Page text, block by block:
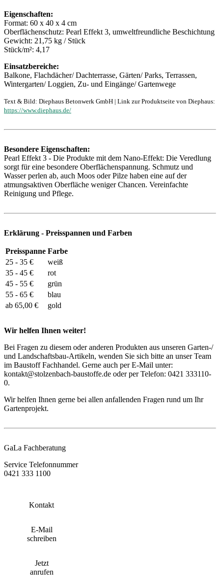
Eigenschaften:
Format: 60 x 40 x 4 cm
Oberflächenschutz: Pearl Effekt 3, umweltfreundliche Beschichtung
Gewicht: 21,75 kg / Stück
Stück/m²: 4,17
Einsatzbereiche:
Balkone, Flachdächer/ Dachterrasse, Gärten/ Parks, Terrassen,
Wintergarten/ Loggien, Zu- und Eingänge/ Gartenwege
Text & Bild: Diephaus Betonwerk GmbH | Link zur Produktseite von Diephaus:
https://www.diephaus.de/
Besondere Eigenschaften:
Pearl Effekt 3 - Die Produkte mit dem Nano-Effekt: Die Veredlung
sorgt für eine besondere Oberflächenspannung. Schmutz und
Wasser perlen ab, auch Moos oder Pilze haben eine auf der
atmungsaktiven Oberfläche weniger Chancen. Vereinfachte
Reinigung und Pflege.
Erklärung - Preisspannen und Farben
Preisspanne Farbe
25 - 35 €
weiß
35 - 45 €
rot
45 - 55 €
grün
55 - 65 €
blau
ab 65,00 €
gold
Wir helfen Ihnen weiter!
Bei Fragen zu diesem oder anderen Produkten aus unseren Garten-/
und Landschaftsbau-Artikeln, wenden Sie sich bitte an unser Team
im Baustoff Fachhandel. Gerne auch per E-Mail unter:
kontakt@stolzenbach-baustoffe.de oder per Telefon: 0421 333110-
0.
Wir helfen Ihnen gerne bei allen anfallenden Fragen rund um Ihr
Gartenprojekt.
GaLa Fachberatung
Service Telefonnummer
0421 333 1100
Kontakt
E-Mail
schreiben
Jetzt
anrufen